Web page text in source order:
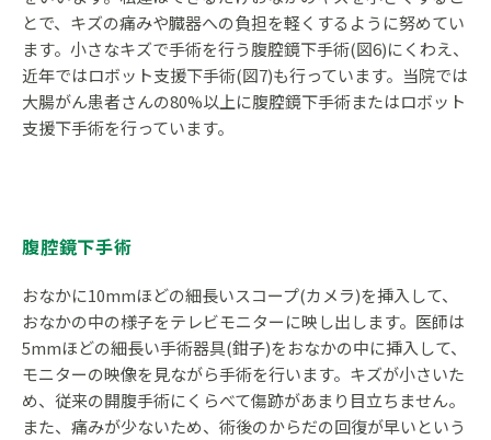
とで、キズの痛みや臓器への負担を軽くするように努めてい
ます。小さなキズで手術を行う腹腔鏡下手術(図6)にくわえ、
近年ではロボット支援下手術(図7)も行っています。当院では
大腸がん患者さんの80%以上に腹腔鏡下手術またはロボット
支援下手術を行っています。
腹腔鏡下手術
おなかに10mmほどの細長いスコープ(カメラ)を挿入して、
おなかの中の様子をテレビモニターに映し出します。医師は
5mmほどの細長い手術器具(鉗子)をおなかの中に挿入して、
モニターの映像を見ながら手術を行います。キズが小さいた
め、従来の開腹手術にくらべて傷跡があまり目立ちません。
また、痛みが少ないため、術後のからだの回復が早いという